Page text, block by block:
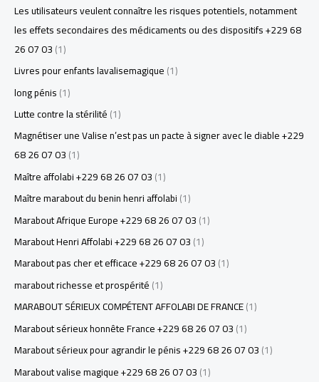
Les utilisateurs veulent connaître les risques potentiels, notamment
les effets secondaires des médicaments ou des dispositifs +229 68
26 07 03(1)
Livres pour enfants lavalisemagique(1)
long pénis(1)
Lutte contre la stérilité(1)
Magnétiser une Valise n’est pas un pacte à signer avec le diable +229
68 26 07 03(1)
Maître affolabi +229 68 26 07 03(1)
Maître marabout du benin henri affolabi(1)
Marabout Afrique Europe +229 68 26 07 03(1)
Marabout Henri Affolabi +229 68 26 07 03(1)
Marabout pas cher et efficace +229 68 26 07 03(1)
marabout richesse et prospérité(1)
MARABOUT SÉRIEUX COMPÉTENT AFFOLABI DE FRANCE(1)
Marabout sérieux honnête France +229 68 26 07 03(1)
Marabout sérieux pour agrandir le pénis +229 68 26 07 03(1)
Marabout valise magique +229 68 26 07 03(1)